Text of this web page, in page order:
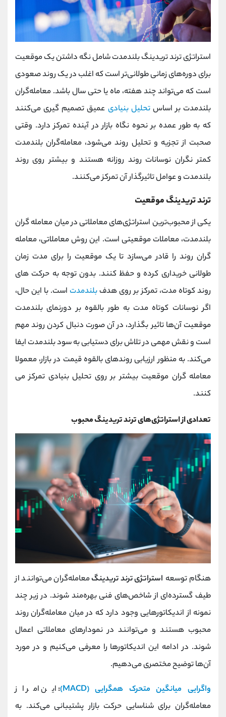
استراتژی ترند تریدینگ بلندمدت شامل نگه داشتن یک موقعیت
برای دوره‌های زمانی طولانی‌تر است که اغلب در یک روند صعودی
است که می‌تواند چند هفته، ماه یا حتی سال باشد. معامله‌گران
بلندمدت بر اساستحلیل بنیادی عمیق تصمیم گیری می‌کنند
که به طور عمده بر نحوه نگاه بازار در آینده تمرکز دارد. وقتی
صحبت از تجزیه و تحلیل روند می‌شود، معامله‌گران بلندمدت
کمتر نگران نوسانات روند روزانه هستند و بیشتر روی روند
بلندمدت و عوامل تاثیرگذار آن تمرکز می‌کنند.
ترند تریدینگ موقعیت
یکی از محبوب‌ترین استراتژی‌های معاملاتی در میان معامله گران
بلندمدت، معاملات موقعیتی است. این روش معاملاتی، معامله
گران روند را قادر می‌سازد تا یک موقعیت را برای مدت زمان
طولانی خریداری کرده و حفظ کنند. بدون توجه به حرکت های
روند کوتاه مدت، تمرکز بر روی هدفبلندمدت است. با این حال،
اگر نوسانات کوتاه مدت به طور بالقوه بر دورنمای بلندمدت
موقعیت آن‌ها تاثیر بگذارد، در آن صورت دنبال کردن روند مهم
است و نقش مهمی در تلاش برای دستیابی به سود بلندمدت ایفا
می‌کند. به منظور ارزیابی روندهای بالقوه قیمت در بازار، معمولا
معامله گران موقعیت بیشتر بر روی تحلیل بنیادی تمرکز می
کنند.
تعدادی از استراتژی‌های ترند تریدینگ محبوب
هنگام توسعه استراتژی ترند تریدینگمعامله‌گران می‌توانند از
طیف گسترده‌ای از شاخص‌های فنی بهره‌مند شوند. در زیر چند
نمونه از اندیکاتورهایی وجود دارد که در میان معامله‌گران روند
محبوب هستند و می‌توانند در نمودارهای معاملاتی اعمال
شوند. در ادامه این اندیکاتورها را معرفی می‌کنیم و در مورد
آن‌ها توضیح مختصری می‌دهیم.
واگرایی میانگین متحرک همگرایی (MACD)
: این امر از
معامله‌گران برای شناسایی حرکت بازار پشتیبانی می‌کند. به